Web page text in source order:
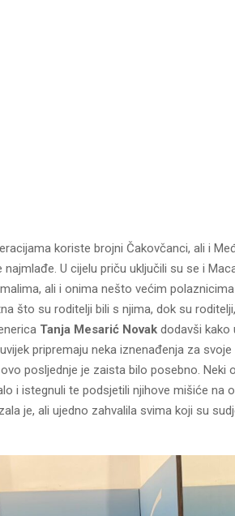
koriste brojni Čakovčanci, ali i
U cijelu priču uključili su se i
ali i onima nešto većim
što su roditelji bili s njima, dok su
Tanja Mesarić Novak dodavši kako
pripremaju neka iznenađenja za
posljednje je zaista bilo posebno. Neki
i istegnuli te podsjetili njihove mišiće na
je, ali ujedno zahvalila svima koji su